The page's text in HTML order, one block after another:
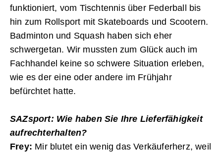
funktioniert, vom Tischtennis über Federball bis
hin zum Rollsport mit Skateboards und Scootern.
Badminton und Squash haben sich eher
schwergetan. Wir mussten zum Glück auch im
Fachhandel keine so schwere Situation erleben,
wie es der eine oder andere im Frühjahr
befürchtet hatte.
SAZsport: Wie haben Sie Ihre Lieferfähigkeit
aufrechterhalten?
Frey: Mir blutet ein wenig das Verkäu­ferherz, weil